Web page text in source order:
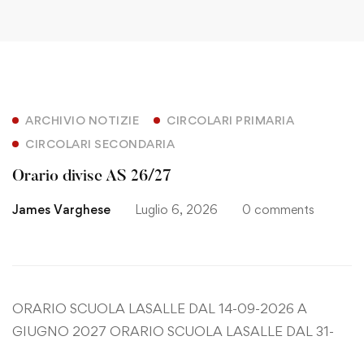
ARCHIVIO NOTIZIE
CIRCOLARI PRIMARIA
CIRCOLARI SECONDARIA
Orario divise AS 26/27
James Varghese Luglio 6, 2026 0 comments
ORARIO SCUOLA LASALLE DAL 14-09-2026 A
GIUGNO 2027 ORARIO SCUOLA LASALLE DAL 31-